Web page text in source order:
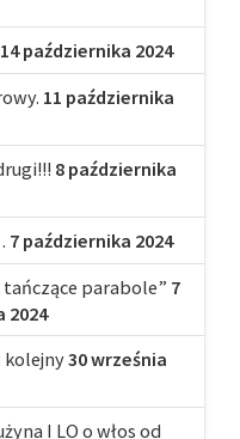
14 października 2024
11 października
8 października
7 października 2024
tańczące parabole” 7
2024
30 września
I LO o włos od